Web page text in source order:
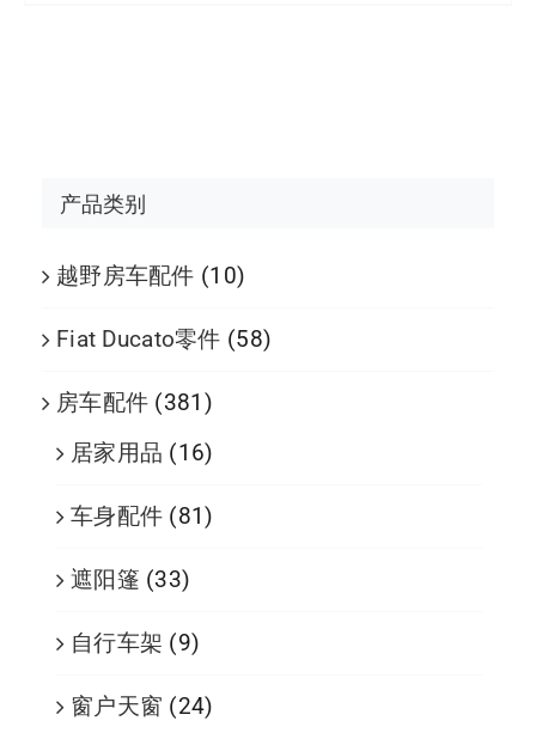
产品类别
越野房车配件 (10)
Fiat Ducato零件 (58)
房车配件 (381)
居家用品 (16)
车身配件 (81)
遮阳篷 (33)
自行车架 (9)
窗户天窗 (24)